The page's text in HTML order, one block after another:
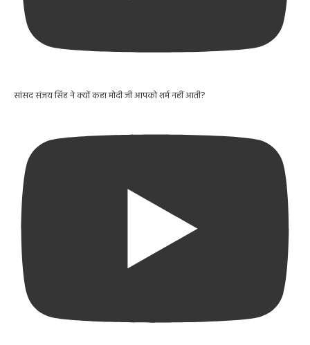
सांसद संजय सिंह ने क्यों कहा मोदी जी आपको शर्म नहीं आती?